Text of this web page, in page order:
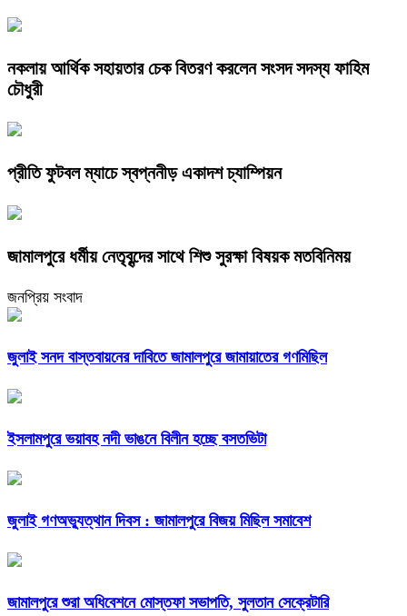
নকলায় আর্থিক সহায়তার চেক বিতরণ করলেন সংসদ সদস্য ফাহিম
চৌধুরী
প্রীতি ফুটবল ম্যাচে স্বপ্ননীড় একাদশ চ্যাম্পিয়ন
জামালপুরে ধর্মীয় নেতৃবৃন্দের সাথে শিশু সুরক্ষা বিষয়ক মতবিনিময়
জনপ্রিয় সংবাদ
জুলাই সনদ বাস্তবায়নের দাবিতে জামালপুরে জামায়াতের গণমিছিল
ইসলামপুরে ভয়াবহ নদী ভাঙনে বিলীন হচ্ছে বসতভিটা
জুলাই গণঅভ্যুত্থান দিবস : জামালপুরে বিজয় মিছিল সমাবেশ
জামালপুরে শুরা অধিবেশনে মোস্তফা সভাপতি, সুলতান সেক্রেটারি